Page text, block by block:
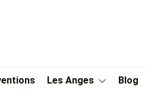
Les Anges Blog